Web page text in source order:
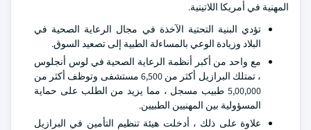
المهنية في أمريكا اللاتينية.
تؤدي البنية التحتية الآخذة في مجال الرعاية الصحية في
البلاد وزيادة الوعي بالمساءلة الطبية إلى تصعيد السوق.
مع واحد من أكبر أنظمة الرعاية الصحية في لوس أنجلوس
، تمتلك البرازيل أكثر من 6,500 مستشفى وتوظف أكثر من
5,00,000 طبيب مسجل ، مما يزيد من الطلب على حماية
المسؤولية بين المهنيين الطبيين.
علاوة على ذلك ، أدخلت هيئة تنظيم التأمين في البرازيل